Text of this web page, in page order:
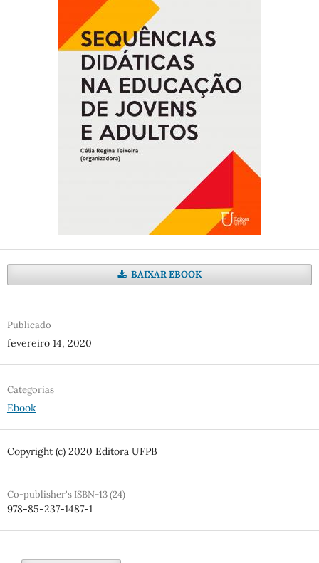
BAIXAR EBOOK
Publicado
fevereiro 14, 2020
Categorias
Ebook
Copyright (c) 2020 Editora UFPB
Co-publisher's ISBN-13 (24)
978-85-237-1487-1